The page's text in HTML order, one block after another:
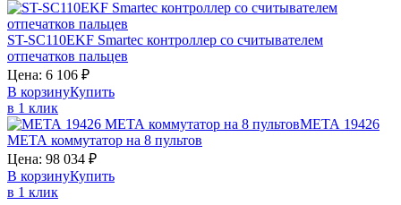
ST-SC110EKF Smartec контроллер со считывателем
отпечатков пальцев
Цена: 6 106 ₽
В корзинуКупить
в 1 клик
МЕТА 19426
МЕТА коммутатор на 8 пультов
Цена: 98 034 ₽
В корзинуКупить
в 1 клик